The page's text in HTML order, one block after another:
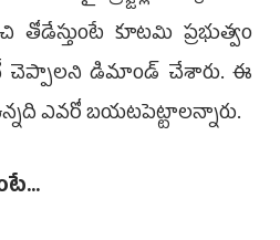
తోడేస్తుంటే కూటమి ప్రభుత్వం
చెప్పాలని డిమాండ్ చేశారు. ఈ
ఎవరో బయటపెట్టాలన్నారు.